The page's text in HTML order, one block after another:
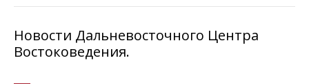
Новости Дальневосточного Центра
Востоковедения.